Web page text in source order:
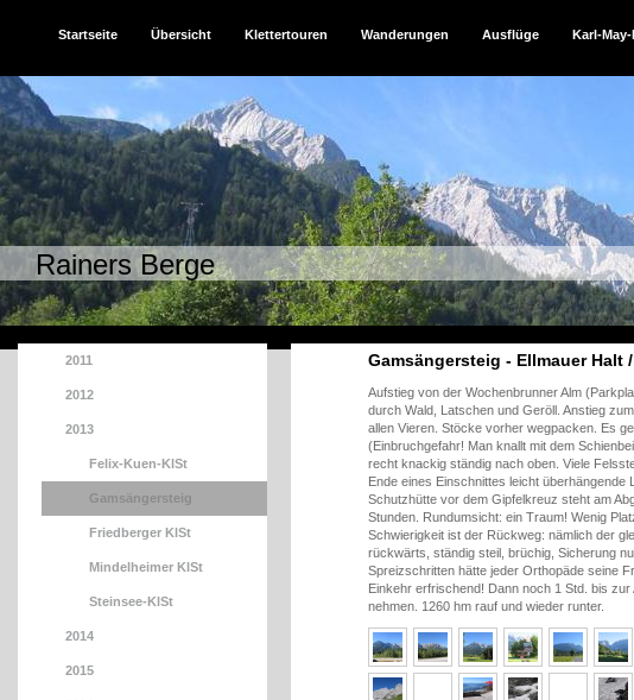
Startseite Übersicht Klettertouren Wanderungen Ausflüge Karl-
Rainers Berge
2011
2012
2013
Felix-Kuen-KlSt
Gamsängersteig
Friedberger KlSt
Mindelheimer KlSt
Steinsee-KlSt
2014
2015
Gamsängersteig - Ellmauer Halt
Aufstieg von der Wochenbrunner Alm
durch Wald, Latschen und Geröll. Anstieg
allen Vieren. Stöcke vorher wegpacken. Es
(Einbruchgefahr! Man knallt mit dem
recht knackig ständig nach oben. Viele
Ende eines Einschnittes leicht
Schutzhütte vor dem Gipfelkreuz steht am
Stunden. Rundumsicht: ein Traum! Wenig
Schwierigkeit ist der Rückweg: nämlich der
rückwärts, ständig steil, brüchig, Sicherung
Spreizschritten hätte jeder Orthopäde seine
Einkehr erfrischend! Dann noch 1 Std. bis
nehmen. 1260 hm rauf und wieder runter.